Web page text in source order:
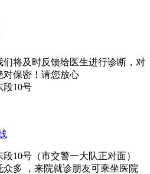
们将及时反馈给医生进行诊断，对
对保密！请您放心
段10号
10号（市交警一大队正对面）
多 ，来院就诊朋友可乘坐医院